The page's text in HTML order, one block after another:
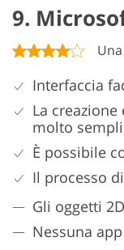
9.
Interfaccia
La
molto
È possibile
Il processo
Gli oggetti
Nessuna